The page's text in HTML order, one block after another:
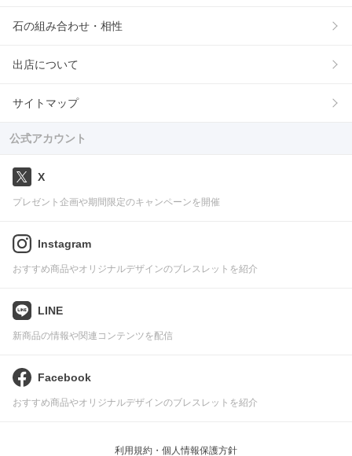
石の組み合わせ・相性
出店について
サイトマップ
公式アカウント
X
プレゼント企画や期間限定のキャンペーンを開催
Instagram
おすすめ商品やオリジナルデザインのブレスレットを紹介
LINE
新商品の情報や関連コンテンツを配信
Facebook
おすすめ商品やオリジナルデザインのブレスレットを紹介
利用規約・個人情報保護方針